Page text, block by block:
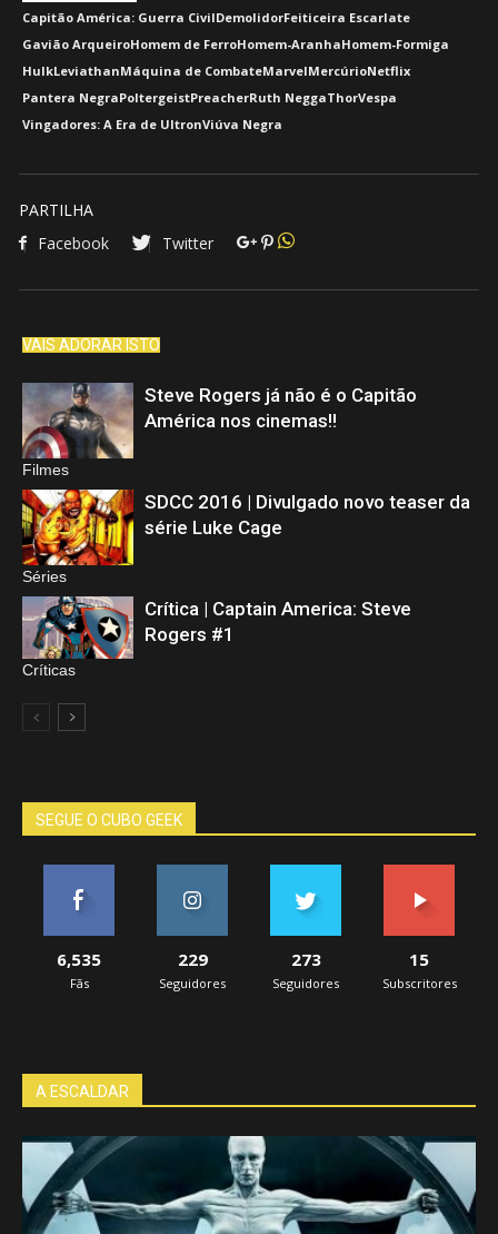
Capitão América: Guerra CivilDemolidorFeiticeira Escarlate
Gavião ArqueiroHomem de FerroHomem-AranhaHomem-Formiga
HulkLeviathanMáquina de CombateMarvelMercúrioNetflix
Pantera NegraPoltergeistPreacherRuth NeggaThorVespa
Vingadores: A Era de UltronViúva Negra
PARTILHA
Facebook
Twitter
VAIS ADORAR ISTO
Filmes
Steve Rogers já não é o Capitão
América nos cinemas!!
Séries
SDCC 2016 | Divulgado novo teaser da
série Luke Cage
Críticas
Crítica | Captain America: Steve
Rogers #1
SEGUE O CUBO GEEK
6,535
Fãs
229
Seguidores
273
Seguidores
15
Subscritores
A ESCALDAR